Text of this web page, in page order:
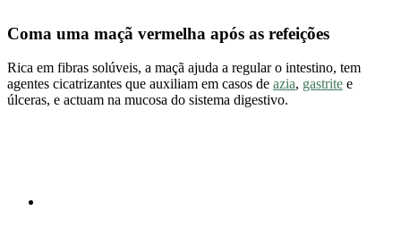
Coma uma maçã vermelha após as refeições
Rica em fibras solúveis, a maçã ajuda a regular o intestino, tem
agentes cicatrizantes que auxiliam em casos de azia, gastrite e
úlceras, e actuam na mucosa do sistema digestivo.